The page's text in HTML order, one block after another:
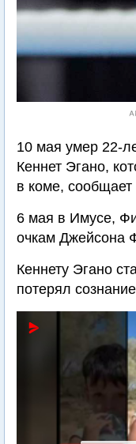
10 мая умер 22-
Кеннет Эгано,
в коме, сообщает
6 мая в Имусе,
очкам Джейсона
Кеннету Эгано
потерял